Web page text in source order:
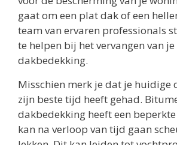
gaat om een plat dak of een
team van ervaren professionals
te helpen bij het vervangen van
dakbedekking.
Misschien merk je dat je huidige
zijn beste tijd heeft gehad.
dakbedekking heeft een
kan na verloop van tijd gaan